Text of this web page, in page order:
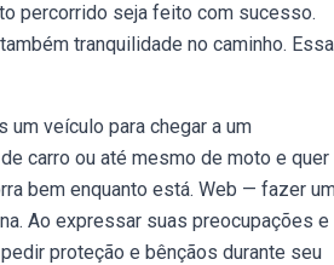
percorrido seja feito com sucesso.
tranquilidade no caminho.
um veículo para chegar a um
carro ou até mesmo de moto e quer
bem enquanto está. Web — fazer
Ao expressar suas preocupações e
proteção e bênçãos durante seu